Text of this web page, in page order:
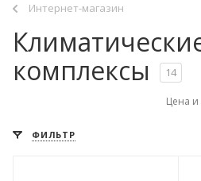
Интернет-магазин
комплексы
14
Цена и
ФИЛЬТР